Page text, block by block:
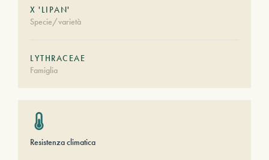
X 'LIPAN'
Specie/varietà
LYTHRACEAE
Famiglia
Resistenza climatica